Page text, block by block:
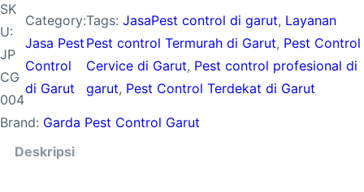
SK
U:
JP
CG
004
Category:
Jasa Pest
Control
di Garut
Tags: JasaPest control di garut, Layanan
Pest control Termurah di Garut, Pest Control
Cervice di Garut, Pest control profesional di
garut, Pest Control Terdekat di Garut
Brand: Garda Pest Control Garut
Deskripsi